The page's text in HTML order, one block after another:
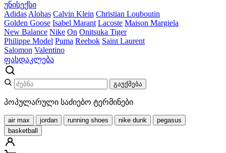
უნისექსი
Adidas Alohas Calvin Klein Christian Louboutin
Golden Goose Isabel Marant Lacoste Maison Margiela
New Balance Nike On Onitsuka Tiger
Philippe Model Puma Reebok Saint Laurent
Salomon Valentino
ფასდაკლება
გაუქმება
პოპულარული საძიებო ტერმინები
air max jordan running shoes nike dunk
pegasus
basketball